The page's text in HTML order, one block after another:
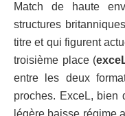
Match de haute
structures
titre et qui figurent
troisième place (
entre les deux
proches. ExceL, bien
légère baisse régime